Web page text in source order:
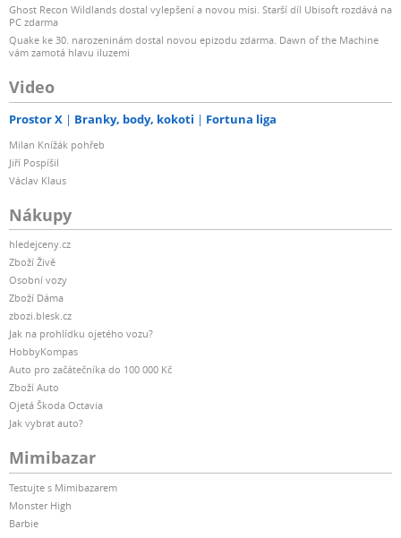
Ghost Recon Wildlands dostal vylepšení a novou misi. Starší díl Ubisoft rozdává na
PC zdarma
Quake ke 30. narozeninám dostal novou epizodu zdarma. Dawn of the Machine
vám zamotá hlavu iluzemi
Video
Prostor X Branky, body, kokoti Fortuna liga
Milan Knížák pohřeb
Jiří Pospíšil
Václav Klaus
Nákupy
hledejceny.cz
Zboží Živě
Osobní vozy
Zboží Dáma
zbozi.blesk.cz
Jak na prohlídku ojetého vozu?
HobbyKompas
Auto pro začátečníka do 100 000 Kč
Zboží Auto
Ojetá Škoda Octavia
Jak vybrat auto?
Mimibazar
Testujte s Mimibazarem
Monster High
Barbie